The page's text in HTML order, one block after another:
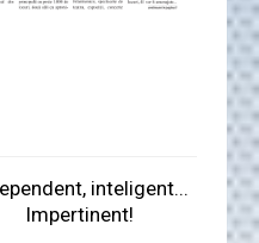
inteligent...
Impertinent!